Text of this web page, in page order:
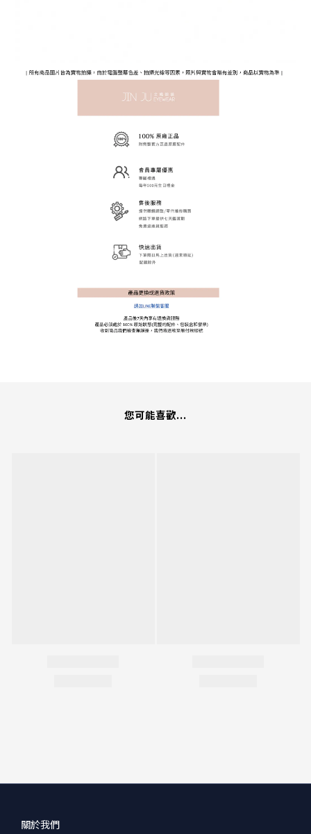
您可能喜歡...
關於我們